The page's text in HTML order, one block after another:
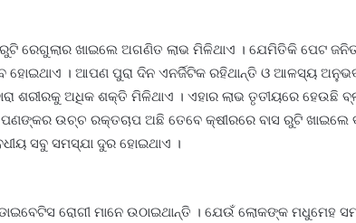
ରୁଟି ରେଗୁଲାର ଖାଇଲେ ଅଗଣିତ ଲାଭ ମିଳିଥାଏ । ଯେମିତିକି ପେଟ
ହୋଇଥାଏ । ଆପଣ ପୁରା ଦିନ ଏନର୍ଜିଟିକ ରହିଥାନ୍ତି ଓ ଆଳସ୍ୟ ଅନୁଭବ
ଶରୀରକୁ ଅଧିକ ଶକ୍ତି ମିଳିଥାଏ । ଏହାର ଲାଭ ତୃତୀୟରେ ହେଉଛି
ଉଚ୍ଚ ରକ୍ତଚାପ ଅଛି ତେବେ କ୍ଷୀରରେ ବାସ ରୁଟି
ସବୁ ସମସ୍ଯା ଦୁର ହୋଇଥାଏ ।
ରୋଗୀ ମାନେ ଉଠାଇଥାନ୍ତି । ଯେଉଁ ଲୋକଙ୍କ ମଧୁମେହ